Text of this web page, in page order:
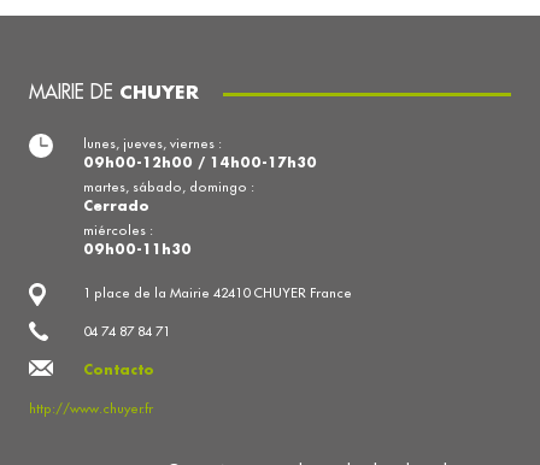
MAIRIE DE CHUYER
1 place de la Mairie 42410 CHUYER France
04 74 87 84 71
Contacto
http://www.chuyer.fr
lunes, jueves, viernes :
09h00-12h00 / 14h00-17h30
martes, sábado, domingo :
Cerrado
miércoles :
09h00-11h30